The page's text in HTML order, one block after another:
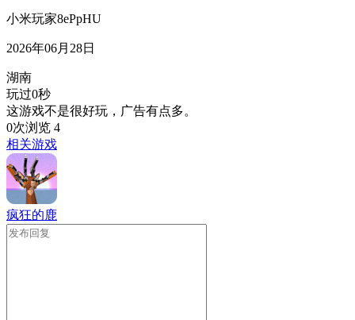
小米玩家8ePpHU
2026年06月28日
湖南
玩过0秒
这游戏不是很好玩，广告有点多。
0次浏览 4
相关游戏
疯狂的鹿